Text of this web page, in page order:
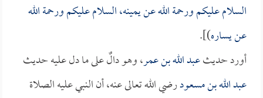
السلام عليكم ورحمة الله عن يمينه، السلام عليكم ورحمة الله
عن يساره)].
أورد حديثعبد الله بن عمر، وهو دالٌ على ما دل عليه حديث
عبد الله بن مسعودرضي الله تعالى عنه، أن النبي عليه الصلاة